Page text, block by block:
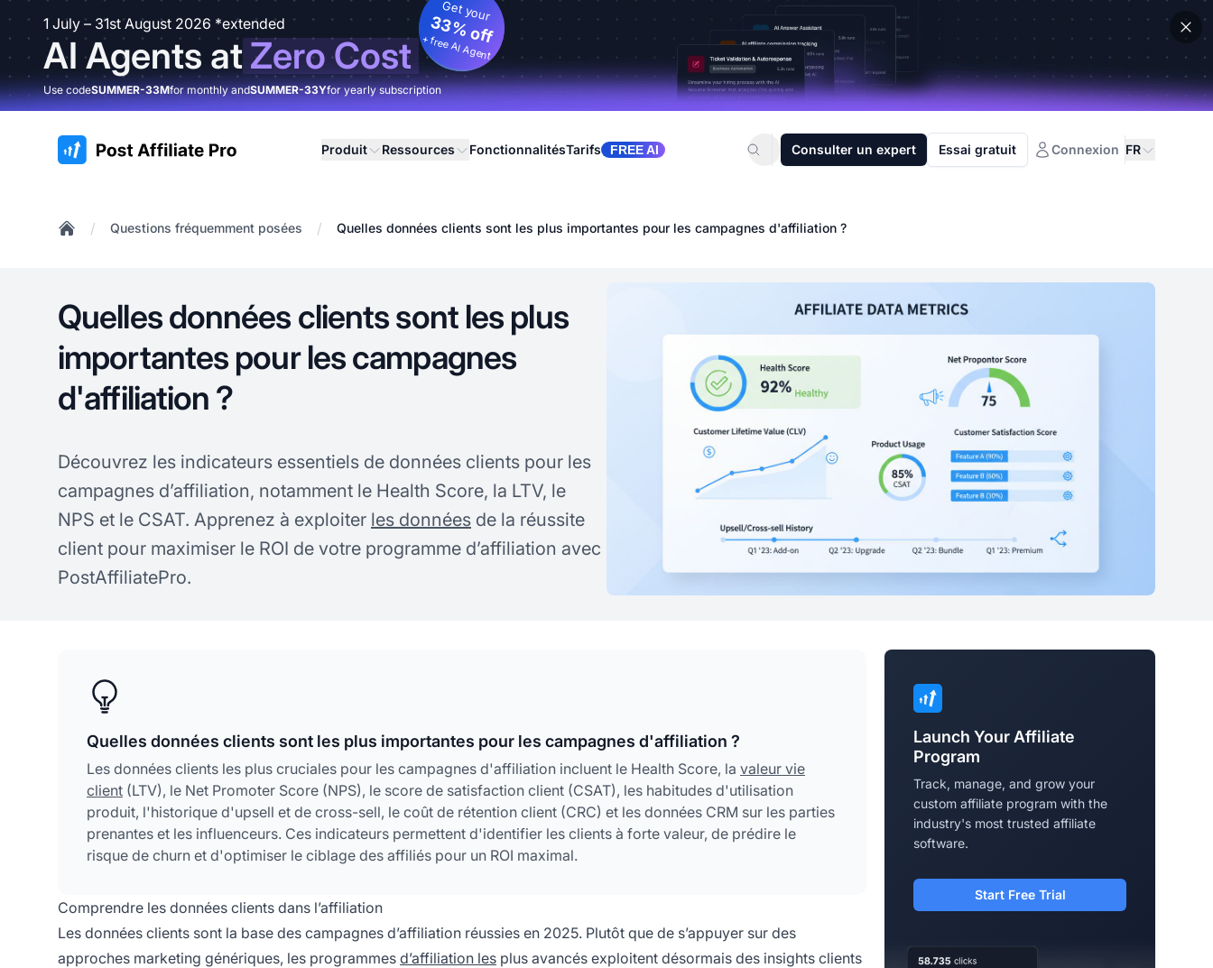
1 July – 31st August 2026 *extended
AI Agents atZero Cost
Get your
33% off
+ free AI Agent
Use codeSUMMER-33Mfor monthly andSUMMER-33Yfor yearly subscription
:site.title Produit Ressources FonctionnalitésTarifs FREE AI Consulter un expert Essai gratuit Connexion FR
/ Questions fréquemment posées / Quelles données clients sont les plus importantes pour les campagnes d'affiliation ?
Quelles données clients sont les plus
importantes pour les campagnes
d'affiliation ?
Découvrez les indicateurs essentiels de données clients pour les
campagnes d’affiliation, notamment le Health Score, la LTV, le
NPS et le CSAT. Apprenez à exploiter les données de la réussite
client pour maximiser le ROI de votre programme d’affiliation avec
PostAffiliatePro.
Quelles données clients sont les plus importantes pour les campagnes d'affiliation ?
Les données clients les plus cruciales pour les campagnes d'affiliation incluent le Health Score, la valeur vie
client (LTV), le Net Promoter Score (NPS), le score de satisfaction client (CSAT), les habitudes d'utilisation
produit, l'historique d'upsell et de cross-sell, le coût de rétention client (CRC) et les données CRM sur les parties
prenantes et les influenceurs. Ces indicateurs permettent d'identifier les clients à forte valeur, de prédire le
risque de churn et d'optimiser le ciblage des affiliés pour un ROI maximal.
Comprendre les données clients dans l’affiliation
Les données clients sont la base des campagnes d’affiliation réussies en 2025. Plutôt que de s’appuyer sur des
approches marketing génériques, les programmes d’affiliation les plus avancés exploitent désormais des insights clients
Launch Your Affiliate
Program
Track, manage, and grow your
custom affiliate program with the
industry's most trusted affiliate
software.
Start Free Trial